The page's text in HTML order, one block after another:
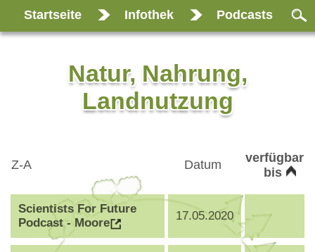
Startseite Infothek Podcasts
Natur, Nahrung,
Landnutzung
Z-A Datum
verfügbar
bis
Scientists For Future
Podcast - Moore
17.05.2020